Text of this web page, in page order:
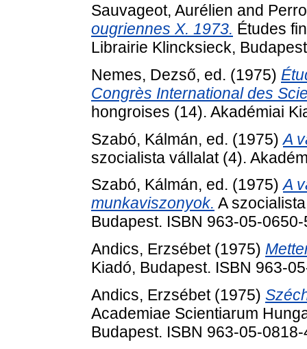
Sauvageot, Aurélien and
ougriennes X. 1973. Études
Librairie Klincksieck,
Nemes, Dezső, ed. (1975)
Congrès International des
hongroises (14). Akadémiai
Szabó, Kálmán, ed. (1975)A
szocialista vállalat (4).
Szabó, Kálmán, ed. (1975)A
munkaviszonyok. A
Budapest. ISBN 963-05-0650-
Andics, Erzsébet(1975)
Kiadó, Budapest. ISBN 963-
Andics, Erzsébet(1975)
Academiae Scientiarum
Budapest. ISBN 963-05-0818-